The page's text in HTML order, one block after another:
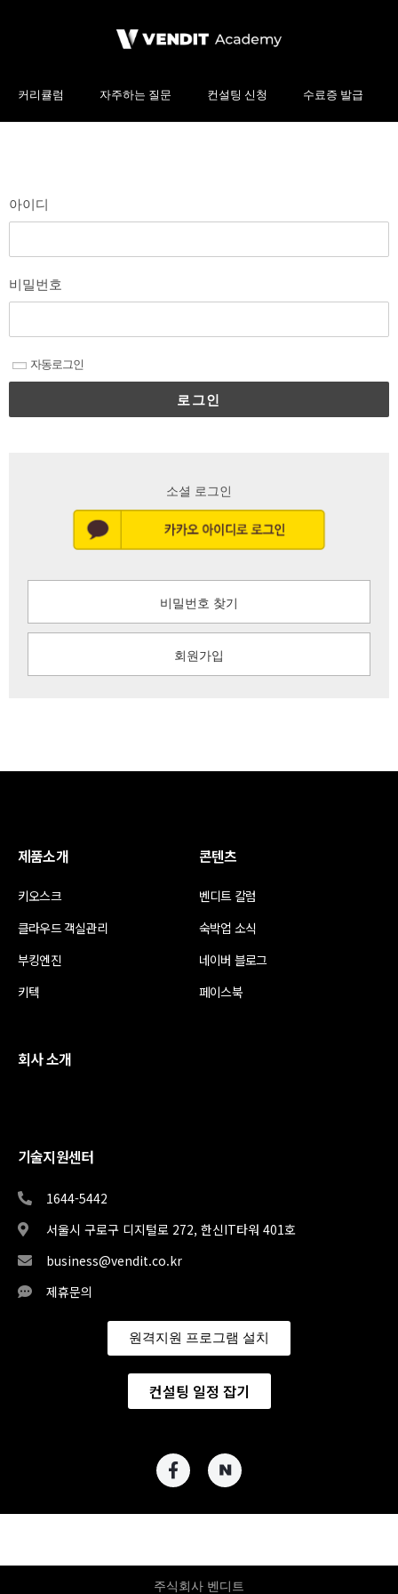
커리큘럼 자주하는 질문 컨설팅 신청 수료증 발급
아이디
비밀번호
자동로그인
로그인
소셜 로그인
비밀번호 찾기
회원가입
제품소개
키오스크
클라우드 객실관리
부킹엔진
키텍
콘텐츠
벤디트 칼럼
숙박업 소식
네이버 블로그
페이스북
회사 소개
기술지원센터
1644-5442
서울시 구로구 디지털로 272, 한신IT타워 401호
business@vendit.co.kr
제휴문의
원격지원 프로그램 설치
컨설팅 일정 잡기
주식회사 벤디트